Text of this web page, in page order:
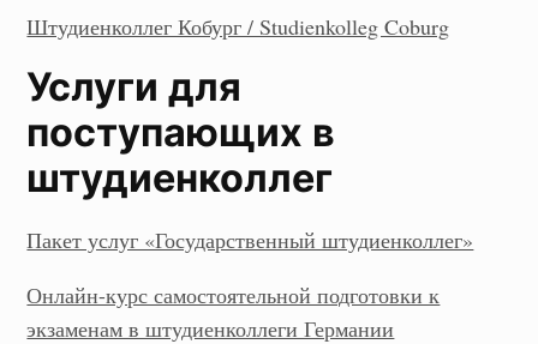
Штудиенколлег Кобург / Studienkolleg Coburg
Услуги для
поступающих в
штудиенколлег
Пакет услуг «Государственный штудиенколлег»
Онлайн-курс самостоятельной подготовки к
экзаменам в штудиенколлеги Германии